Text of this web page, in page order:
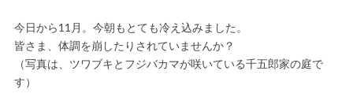
今日から11月。今朝もとても冷え込みました。
皆さま、体調を崩したりされていませんか？
（写真は、ツワブキとフジバカマが咲いている千五郎家の庭で
す）